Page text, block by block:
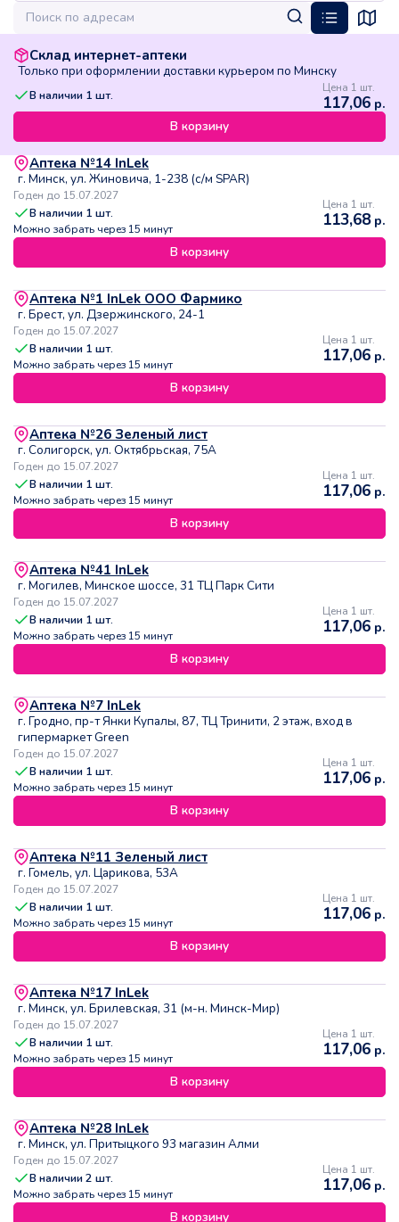
Склад интернет-аптеки
Только при оформлении доставки курьером по Минску
В наличии 1 шт. Цена 1 шт.
117,06 р.
В корзину
Аптека №14 InLek
г. Минск, ул. Жиновича, 1-238 (с/м SPAR)
Годен до 15.07.2027
В наличии 1 шт.
Можно забрать через 15 минут
Цена 1 шт.
113,68р.
В корзину
Аптека №1 InLek ООО Фармико
г. Брест, ул. Дзержинского, 24-1
Годен до 15.07.2027
В наличии 1 шт.
Можно забрать через 15 минут
Цена 1 шт.
117,06 р.
В корзину
Аптека №26 Зеленый лист
г. Солигорск, ул. Октябрьская, 75А
Годен до 15.07.2027
В наличии 1 шт.
Можно забрать через 15 минут
Цена 1 шт.
117,06 р.
В корзину
Аптека №41 InLek
г. Могилев, Минское шоссе, 31 ТЦ Парк Сити
Годен до 15.07.2027
В наличии 1 шт.
Можно забрать через 15 минут
Цена 1 шт.
117,06 р.
В корзину
Аптека №7 InLek
г. Гродно, пр-т Янки Купалы, 87, ТЦ Тринити, 2 этаж, вход в
гипермаркет Green
Годен до 15.07.2027
В наличии 1 шт.
Можно забрать через 15 минут
Цена 1 шт.
117,06 р.
В корзину
Аптека №11 Зеленый лист
г. Гомель, ул. Царикова, 53А
Годен до 15.07.2027
В наличии 1 шт.
Можно забрать через 15 минут
Цена 1 шт.
117,06 р.
В корзину
Аптека №17 InLek
г. Минск, ул. Брилевская, 31 (м-н. Минск-Мир)
Годен до 15.07.2027
В наличии 1 шт.
Можно забрать через 15 минут
Цена 1 шт.
117,06 р.
В корзину
Аптека №28 InLek
г. Минск, ул. Притыцкого 93 магазин Алми
Годен до 15.07.2027
В наличии2 шт.
Можно забрать через 15 минут
Цена 1 шт.
117,06 р.
В корзину